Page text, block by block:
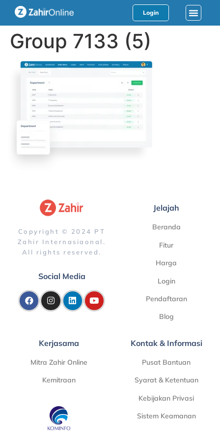
Login
Group 7133 (5)
Copyright © 2024 PT
Zahir Internasiaonal.
All rights reserved.
Social Media
Jelajah
Beranda
Fitur
Harga
Login
Pendaftaran
Blog
Kerjasama
Mitra Zahir Online
Kemitraan
Kontak & Informasi
Pusat Bantuan
Syarat & Ketentuan
Kebijakan Privasi
Sistem Keamanan